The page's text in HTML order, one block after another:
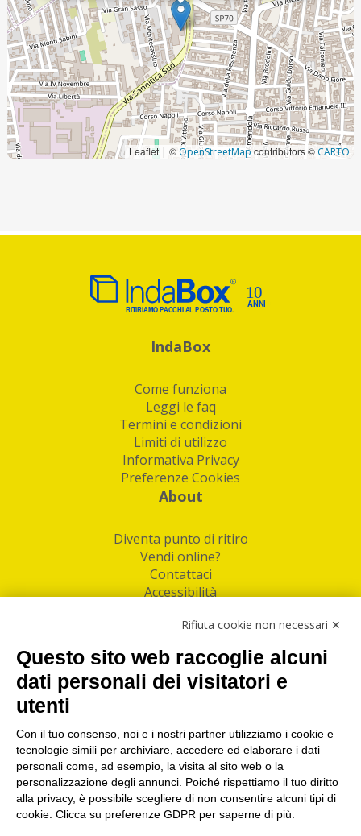
Leaflet | © OpenStreetMap contributors © CARTO
IndaBox
Come funziona
Leggi le faq
Termini e condizioni
Limiti di utilizzo
Informativa Privacy
Preferenze Cookies
About
Diventa punto di ritiro
Vendi online?
Contattaci
Accessibilità
Facebook
Linkedin
I nostri punti di ritiro e spedizione pacchi nelle
maggiori città italiane
Torino|Milano|Roma|Bologna|Firenze| Genova
Napoli|Varese
Rifiuta cookie non necessari ✕
Questo sito web raccoglie alcuni
dati personali dei visitatori e
utenti
Con il tuo consenso, noi e i nostri partner utilizziamo i cookie e
tecnologie simili per archiviare, accedere ed elaborare i dati
personali come, ad esempio, la visita al sito web o la
personalizzazione degli annunci. Poiché rispettiamo il tuo diritto
alla privacy, è possibile scegliere di non consentire alcuni tipi di
cookie. Clicca su preferenze GDPR per saperne di più.